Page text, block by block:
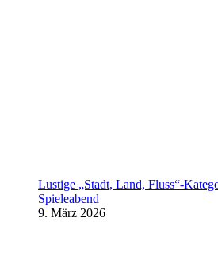
Lustige „Stadt, Land, Fluss“-
Spieleabend
9. März 2026